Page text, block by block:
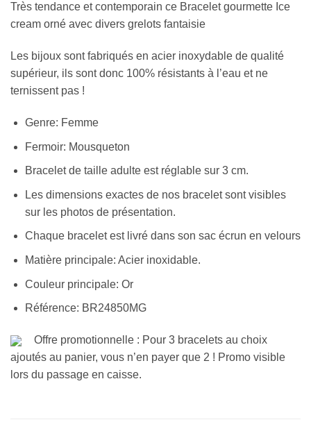
Très tendance et contemporain ce Bracelet gourmette Ice
cream orné avec divers grelots fantaisie
Les bijoux sont fabriqués en acier inoxydable de qualité
supérieur, ils sont donc 100% résistants à l’eau et ne
ternissent pas !
Genre: Femme
Fermoir: Mousqueton
Bracelet de taille adulte est réglable sur 3 cm.
Les dimensions exactes de nos bracelet sont visibles
sur les photos de présentation.
Chaque bracelet est livré dans son sac écrun en velours
Matière principale: Acier inoxidable.
Couleur principale: Or
Référence: BR24850MG
Offre promotionnelle : Pour 3 bracelets au choix
ajoutés au panier, vous n’en payer que 2 ! Promo visible
lors du passage en caisse.